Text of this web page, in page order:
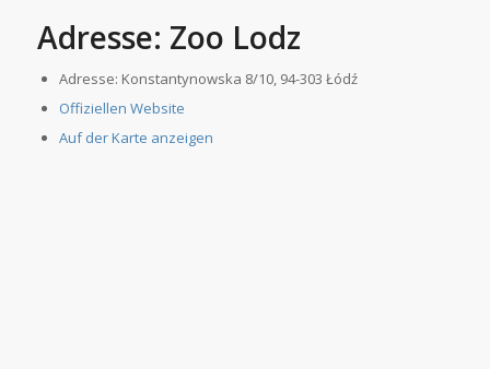
Adresse: Zoo Lodz
Adresse: Konstantynowska 8/10, 94-303 Łódź
Offiziellen Website
Auf der Karte anzeigen